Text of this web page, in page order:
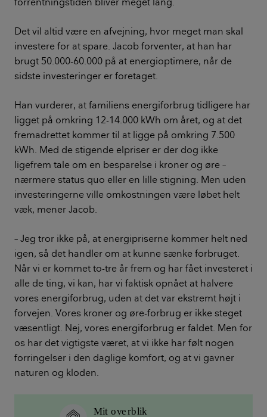
Det vil altid være en afvejning, hvor meget man skal
investere for at spare. Jacob forventer, at han har
brugt 50.000-60.000 på at energioptimere, når de
sidste investeringer er foretaget.
Han vurderer, at familiens energiforbrug tidligere har
ligget på omkring 12-14.000 kWh om året, og at det
fremadrettet kommer til at ligge på omkring 7.500
kWh. Med de stigende elpriser er der dog ikke
ligefrem tale om en besparelse i kroner og øre –
nærmere status quo eller en lille stigning. Men uden
investeringerne ville omkostningen være løbet helt
væk, mener Jacob.
– Jeg tror ikke på, at energipriserne kommer helt ned
igen, så det handler om at kunne sænke forbruget.
Når vi er kommet to-tre år frem og har fået investeret i
alle de ting, vi kan, har vi faktisk opnået at halvere
vores energiforbrug, uden at det var ekstremt højt i
forvejen. Vores kroner og øre-forbrug er ikke steget
væsentligt. Nej, vores energiforbrug er faldet. Men for
os har det vigtigste været, at vi ikke har følt nogen
forringelser i den daglige komfort, og at vi gavner
naturen og kloden.